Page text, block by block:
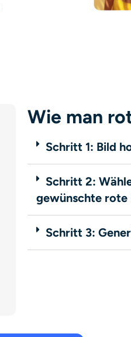
Wie man
Schritt 1: Bild
Schritt 2:
gewünschte rote
Schritt 3: